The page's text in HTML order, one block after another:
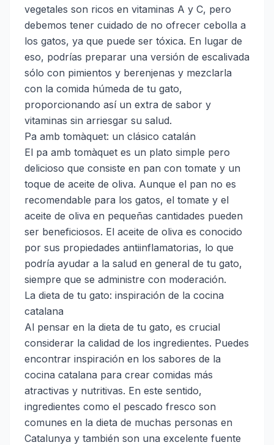
vegetales son ricos en vitaminas A y C, pero
debemos tener cuidado de no ofrecer cebolla a
los gatos, ya que puede ser tóxica. En lugar de
eso, podrías preparar una versión de escalivada
sólo con pimientos y berenjenas y mezclarla
con la comida húmeda de tu gato,
proporcionando así un extra de sabor y
vitaminas sin arriesgar su salud.
Pa amb tomàquet: un clásico catalán
El pa amb tomàquet es un plato simple pero
delicioso que consiste en pan con tomate y un
toque de aceite de oliva. Aunque el pan no es
recomendable para los gatos, el tomate y el
aceite de oliva en pequeñas cantidades pueden
ser beneficiosos. El aceite de oliva es conocido
por sus propiedades antiinflamatorias, lo que
podría ayudar a la salud en general de tu gato,
siempre que se administre con moderación.
La dieta de tu gato: inspiración de la cocina
catalana
Al pensar en la dieta de tu gato, es crucial
considerar la calidad de los ingredientes. Puedes
encontrar inspiración en los sabores de la
cocina catalana para crear comidas más
atractivas y nutritivas. En este sentido,
ingredientes como el pescado fresco son
comunes en la dieta de muchas personas en
Catalunya y también son una excelente fuente